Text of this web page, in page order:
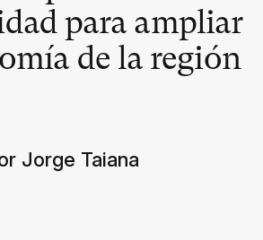
para ampliar
de la región
Jorge Taiana